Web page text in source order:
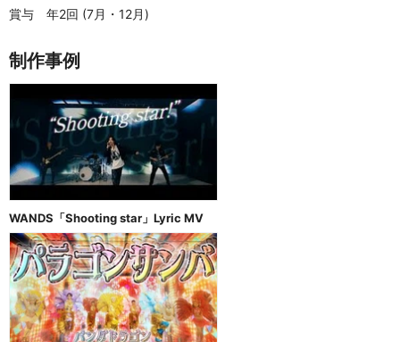
賞与　年2回 (7月・12月)
制作事例
WANDS「Shooting star」Lyric MV